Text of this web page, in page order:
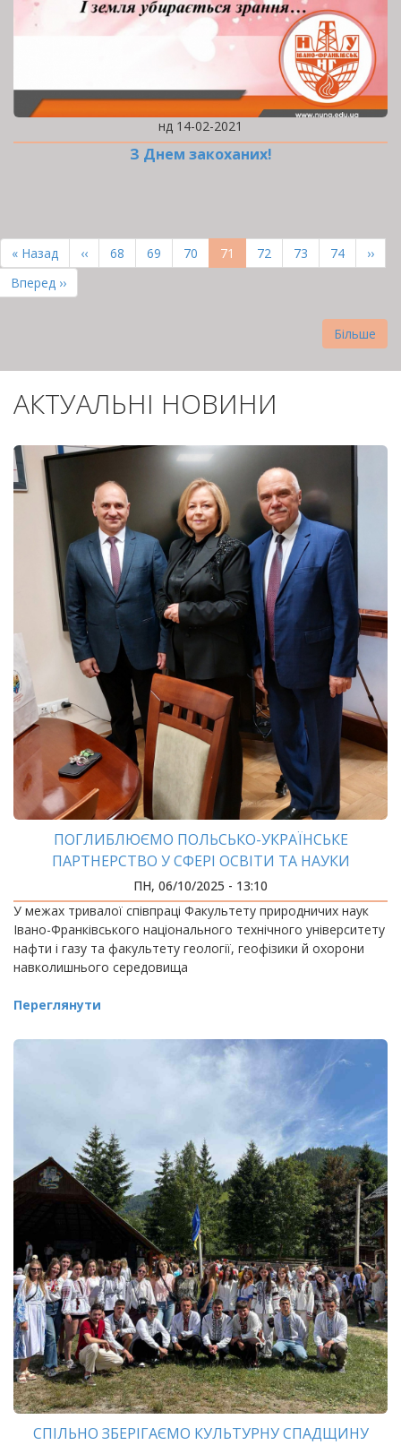
нд 14-02-2021
З Днем закоханих!
НА
СТОРІНКИ
Перша
сторінка
« Назад
Попередня
сторінка
‹‹ Page
68 Page
69 Page
70
Поточна
сторінка
71 Page
72 Page
73 Page
74
››
Остання
сторінка
Вперед ››
Більше
АКТУАЛЬНІ НОВИНИ
ПОГЛИБЛЮЄМО ПОЛЬСЬКО-УКРАЇНСЬКЕ
ПАРТНЕРСТВО У СФЕРІ ОСВІТИ ТА НАУКИ
ПН, 06/10/2025 - 13:10
У межах тривалої співпраці Факультету природничих наук
Івано-Франківського національного технічного університету
нафти і газу та факультету геології, геофізики й охорони
навколишнього середовища
Переглянути
СПІЛЬНО ЗБЕРІГАЄМО КУЛЬТУРНУ СПАДЩИНУ